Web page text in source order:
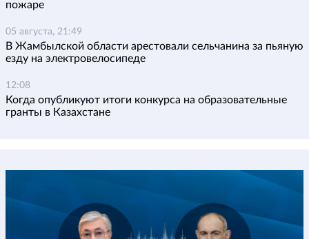
пожаре
05 августа, 21:49
В Жамбылской области арестовали сельчанина за пьяную
езду на электровелосипеде
12:08
Когда опубликуют итоги конкурса на образовательные
гранты в Казахстане